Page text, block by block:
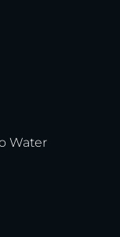
Water